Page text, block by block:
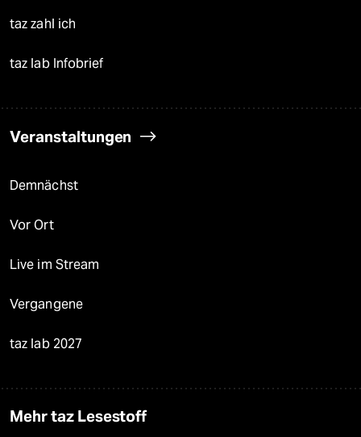
taz zahl ich
taz lab Infobrief
Veranstaltungen
Demnächst
Vor Ort
Live im Stream
Vergangene
taz lab 2027
Mehr taz Lesestoff